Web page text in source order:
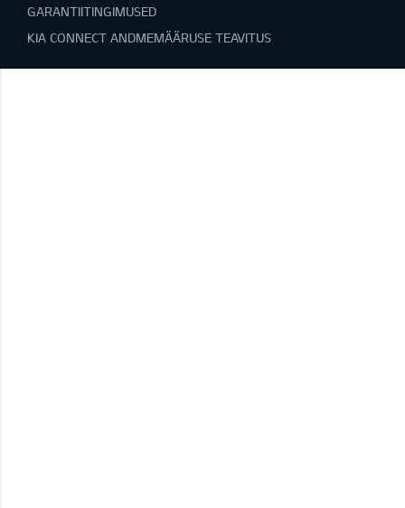
GARANTIITINGIMUSED
KIA CONNECT ANDMEMÄÄRUSE TEAVITUS